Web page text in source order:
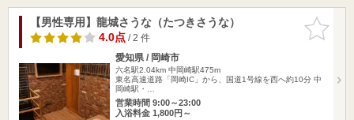
お気に入
りに追加
【男性専用】龍城さうな（たつきさうな）
4.0点/ 2 件
愛知県 / 岡崎市
六名駅2.04km 中岡崎駅475m
東名高速道路「岡崎IC」から、国道1号線を西へ約10分 中
岡崎駅・…
営業時間 9:00～23:00
入浴料金 1,800円～